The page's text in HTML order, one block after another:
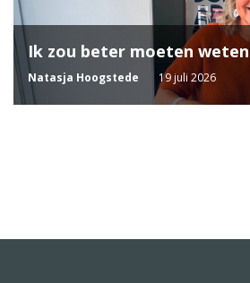
Ik zou beter moeten weten
Natasja Hoogstede 19 juli 2026